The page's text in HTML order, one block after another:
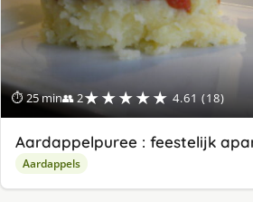
⏱ 25 min👥 2★★★★★ 4.61 (18)
Aardappelpuree : feestelijk
Aardappels